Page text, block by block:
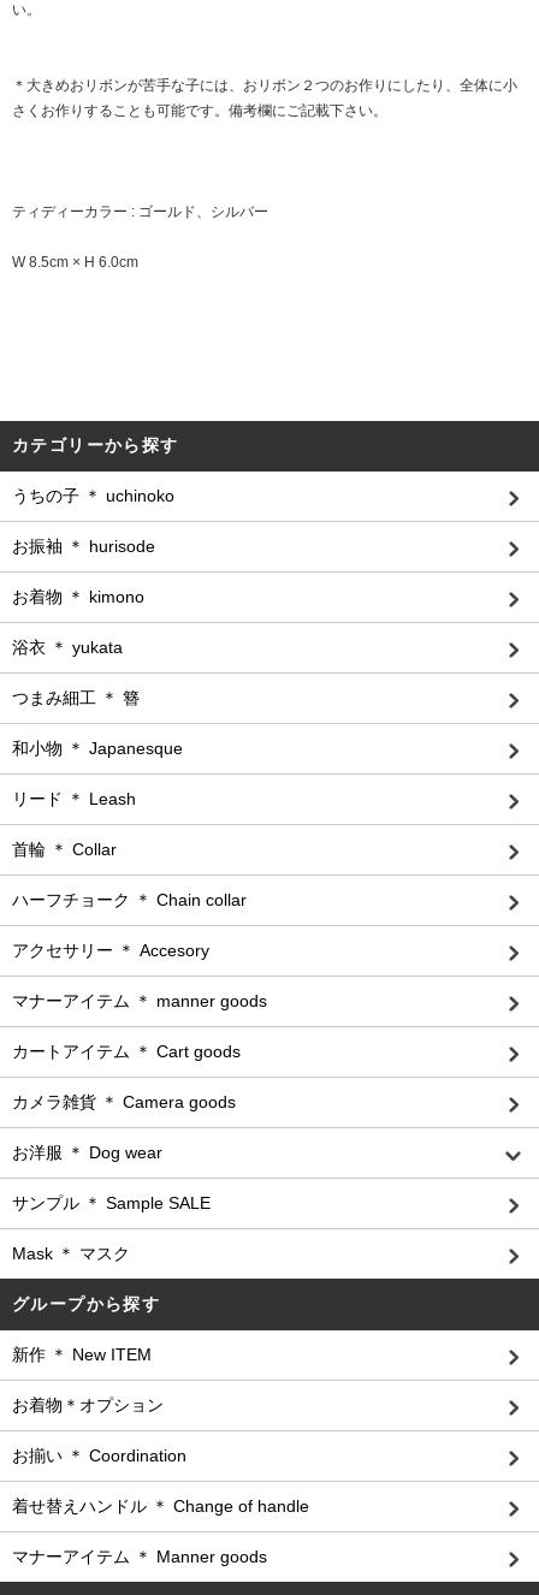
い。
＊大きめおリボンが苦手な子には、おリボン２つのお作りにしたり、全体に小
さくお作りすることも可能です。備考欄にご記載下さい。
ティディーカラー : ゴールド、シルバー
W 8.5cm × H 6.0cm
カテゴリーから探す
うちの子 ＊ uchinoko
お振袖 ＊ hurisode
お着物 ＊ kimono
浴衣 ＊ yukata
つまみ細工 ＊ 簪
和小物 ＊ Japanesque
リード ＊ Leash
首輪 ＊ Collar
ハーフチョーク ＊ Chain collar
アクセサリー ＊ Accesory
マナーアイテム ＊ manner goods
カートアイテム ＊ Cart goods
カメラ雑貨 ＊ Camera goods
お洋服 ＊ Dog wear
サンプル ＊ Sample SALE
Mask ＊ マスク
グループから探す
新作 ＊ New ITEM
お着物＊オプション
お揃い ＊ Coordination
着せ替えハンドル ＊ Change of handle
マナーアイテム ＊ Manner goods